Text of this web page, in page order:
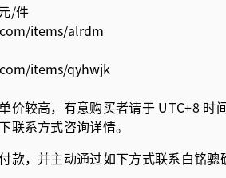
/件
items/alrdm
items/qyhwjk
价较高，有意购买者请于 UTC+8
联系方式咨询详情。
款，并主动通过如下方式联系白铭